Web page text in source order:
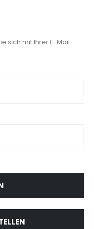
sich mit Ihrer E-Mail-